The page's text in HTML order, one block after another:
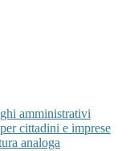
amministrativi
cittadini e imprese
analoga